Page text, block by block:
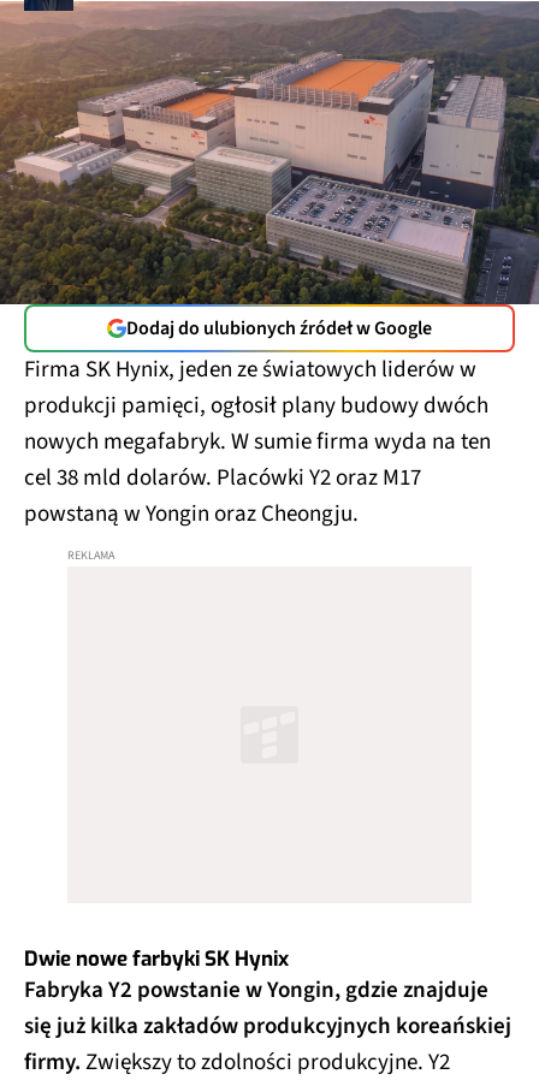
Dodaj do ulubionych źródeł w Google
Firma SK Hynix, jeden ze światowych liderów w
produkcji pamięci, ogłosił plany budowy dwóch
nowych megafabryk. W sumie firma wyda na ten
cel 38 mld dolarów. Placówki Y2 oraz M17
powstaną w Yongin oraz Cheongju.
Dwie nowe farbyki SK Hynix
Fabryka Y2 powstanie w Yongin, gdzie znajduje
się już kilka zakładów produkcyjnych koreańskiej
firmy.Zwiększy to zdolności produkcyjne. Y2